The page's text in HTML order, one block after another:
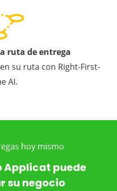
ruta de entrega
su ruta con Right-First-
AI.
hoy mismo
Applicat puede
su negocio